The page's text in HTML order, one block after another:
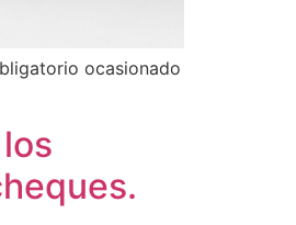
ocasionado